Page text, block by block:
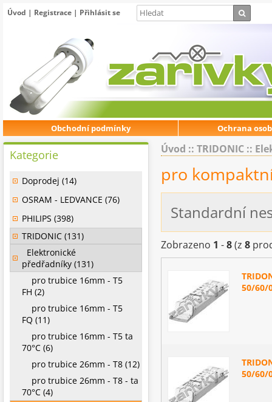
Úvod | Registrace | Přihlásit se
Obchodní podmínky Ochrana
Úvod :: TRIDONIC ::
pro
Standardní
Zobrazeno 1 -8(z 8
50/60/
50/60/
Kategorie
Doprodej (14)
OSRAM - LEDVANCE (76)
PHILIPS (398)
TRIDONIC (131)
Elektronické
předřadníky (131)
pro trubice 16mm - T5
FH (2)
pro trubice 16mm - T5
FQ (11)
pro trubice 16mm - T5 ta
70°C (6)
pro trubice 26mm - T8 (12)
pro trubice 26mm - T8 - ta
70°C (4)